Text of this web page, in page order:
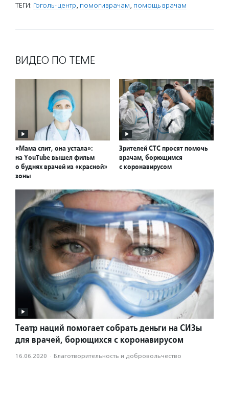
ТЕГИ: Гоголь-центр, помогиврачам, помощь врачам
ВИДЕО ПО ТЕМЕ
«Мама спит, она устала»:
на YouTube вышел фильм
о буднях врачей из «красной»
зоны
Зрителей СТС просят помочь
врачам, борющимся
с коронавирусом
Театр наций помогает собрать деньги на СИЗы
для врачей, борющихся с коронавирусом
16.06.2020 · Благотвори­тель­ность и доброволь­чест­во